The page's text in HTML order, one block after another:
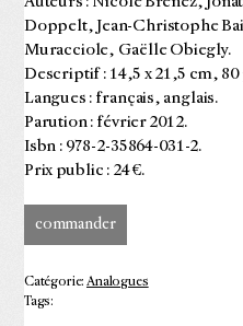
Doppelt, Jean-Christophe
Muracciole, Gaëlle Obiegly.
Descriptif : 14,5 x 21,5 cm,
Langues : français, anglais.
Parution : février 2012.
Isbn : 978-2-35864-031-2.
Prix public : 24 €.
commander
Catégorie: Analogues
Tags: